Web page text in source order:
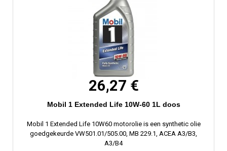
26,27 €
Mobil 1 Extended Life 10W-60 1L doos
Mobil 1 Extended Life 10W60 motorolie is een synthetic olie
goedgekeurde VW501.01/505.00, MB 229.1, ACEA A3/B3,
A3/B4